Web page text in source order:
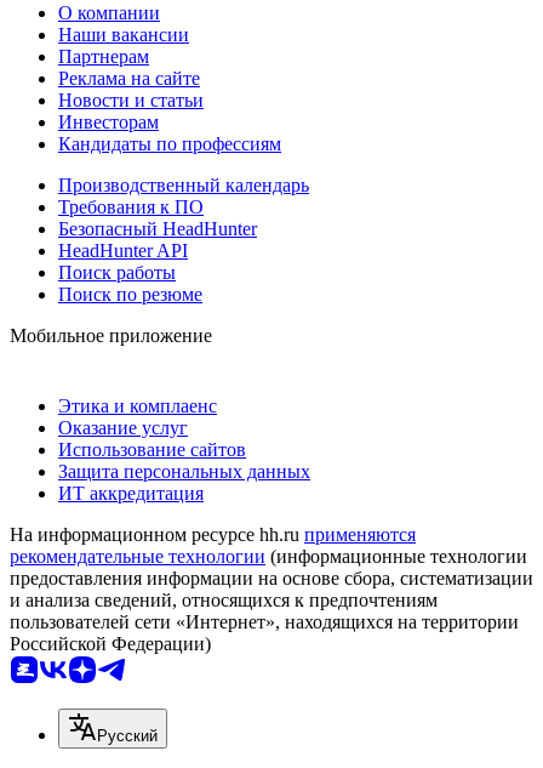
О компании
Наши вакансии
Партнерам
Реклама на сайте
Новости и статьи
Инвесторам
Кандидаты по профессиям
Производственный календарь
Требования к ПО
Безопасный HeadHunter
HeadHunter API
Поиск работы
Поиск по резюме
Мобильное приложение
Этика и комплаенс
Оказание услуг
Использование сайтов
Защита персональных данных
ИТ аккредитация
На информационном ресурсе hh.ru применяются
рекомендательные технологии (информационные технологии
предоставления информации на основе сбора, систематизации
и анализа сведений, относящихся к предпочтениям
пользователей сети «Интернет», находящихся на территории
Российской Федерации)
Русский